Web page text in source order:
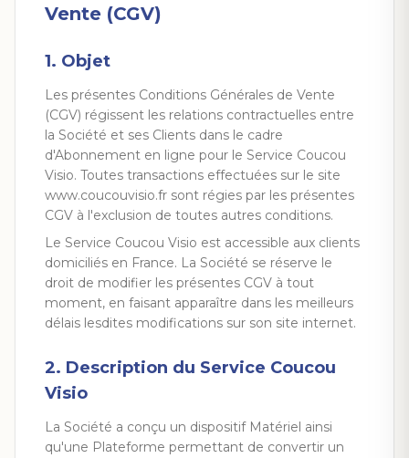
Vente (CGV)
1. Objet
Les présentes Conditions Générales de Vente
(CGV) régissent les relations contractuelles entre
la Société et ses Clients dans le cadre
d'Abonnement en ligne pour le Service Coucou
Visio. Toutes transactions effectuées sur le site
www.coucouvisio.fr sont régies par les présentes
CGV à l'exclusion de toutes autres conditions.
Le Service Coucou Visio est accessible aux clients
domiciliés en France. La Société se réserve le
droit de modifier les présentes CGV à tout
moment, en faisant apparaître dans les meilleurs
délais lesdites modifications sur son site internet.
2. Description du Service Coucou
Visio
La Société a conçu un dispositif Matériel ainsi
qu'une Plateforme permettant de convertir un